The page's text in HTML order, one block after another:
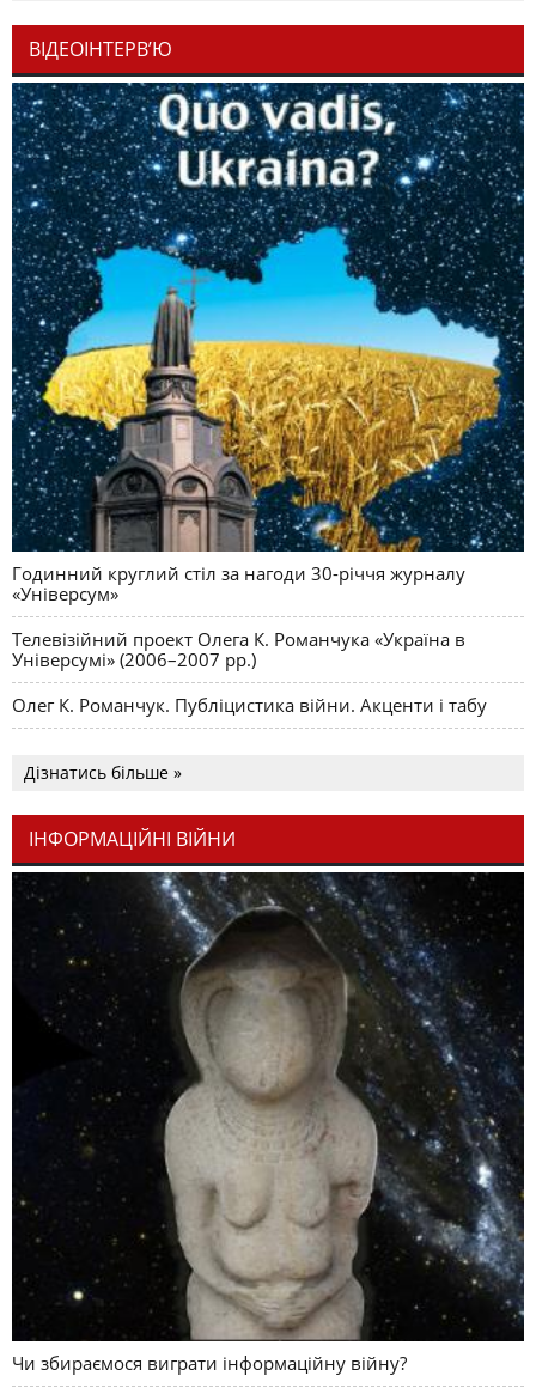
ВІДЕОІНТЕРВ’Ю
Годинний круглий стіл за нагоди 30-річчя журналу
«Універсум»
Телевізійний проект Олега К. Романчука «Україна в
Універсумі» (2006–2007 рр.)
Олег К. Романчук. Публіцистика війни. Акценти і табу
Дізнатись більше »
ІНФОРМАЦІЙНІ ВІЙНИ
Чи збираємося виграти інформаційну війну?